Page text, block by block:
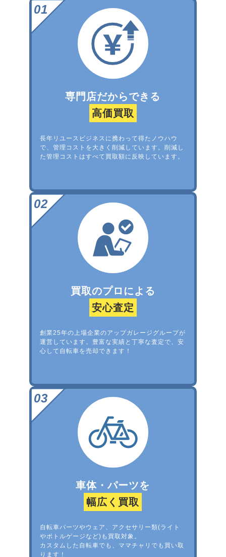
専門店だからできる
高価買取
長年リユースビジネスに携わって得たノウハウ
で、管理コストを大きく削減しています。削減し
た管理コストはすべて買取額に反映しています。
買取のプロによる
安心査定
創業25年の上場企業のアップガレージグループが
運営しています。豊富な実績と丁寧な査定で、安
心して自転車を売却できます！
車体・パーツを
幅広く買取
自転車パーツやウェア、アクセサリー類(ライト
やボトルゲージなど)も買取対象。
カスタムした自転車でも、ママチャリでも買い取
ります！